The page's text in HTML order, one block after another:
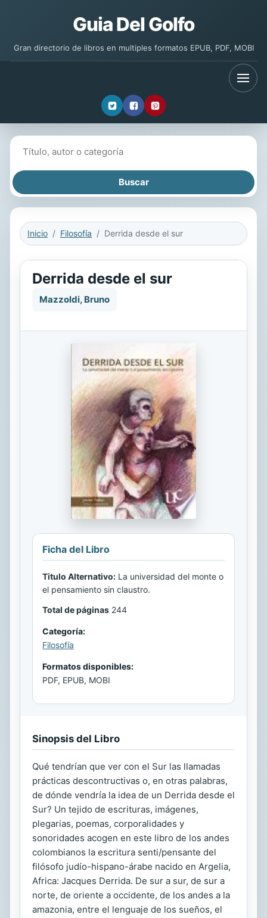
Guia Del Golfo
Gran directorio de libros en multiples formatos EPUB, PDF, MOBI
Inicio Filosofía Derrida desde el sur
Derrida desde el sur
Mazzoldi, Bruno
Ficha del Libro
Titulo Alternativo: La universidad del monte o
el pensamiento sin claustro.
Total de páginas 244
Categoría:
Filosofía
Formatos disponibles:
PDF, EPUB, MOBI
Sinopsis del Libro
Qué tendrían que ver con el Sur las llamadas
prácticas descontructivas o, en otras palabras,
de dónde vendría la idea de un Derrida desde el
Sur? Un tejido de escrituras, imágenes,
plegarias, poemas, corporalidades y
sonoridades acogen en este libro de los andes
colombianos la escritura senti/pensante del
filósofo judío-hispano-árabe nacido en Argelia,
Africa: Jacques Derrida. De sur a sur, de sur a
norte, de oriente a occidente, de los andes a la
amazonia, entre el lenguaje de los sueños, el